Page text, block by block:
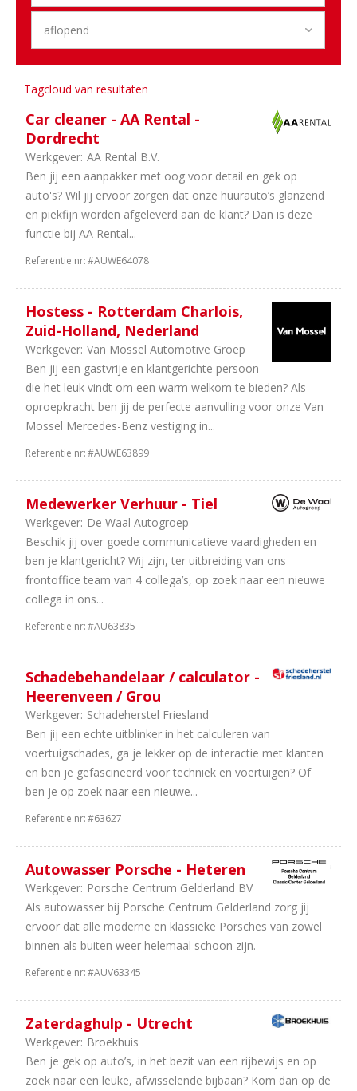
Overijssel
Friesland
Sector
Personenauto's
Duurzame
Mobiliteit
Dealerholdings
Bedrijfsauto's
Schadeherstel
wielen
Vakorganisaties
Autoverhuur
Universeel
garages
Landbouw
Machines
Bouwmachines
Bus
Onderdelen
Equipment
Carrosseriebouw
Tweewielers
Camper
Caravan
Aantal
uren
overleg
38
uur
24
Tagcloud van resultaten
Car cleaner - AA Rental -
Dordrecht
Werkgever: AA Rental B.V.
Ben jij een aanpakker met oog voor detail en gek op
auto's? Wil jij ervoor zorgen dat onze huurauto’s glanzend
en piekfijn worden afgeleverd aan de klant? Dan is deze
functie bij AA Rental...
Referentie nr:#AUWE64078
Hostess - Rotterdam Charlois,
Zuid-Holland, Nederland
Werkgever: Van Mossel Automotive Groep
Ben jij een gastvrije en klantgerichte persoon
die het leuk vindt om een warm welkom te bieden? Als
oproepkracht ben jij de perfecte aanvulling voor onze Van
Mossel Mercedes-Benz vestiging in...
Referentie nr:#AUWE63899
Medewerker Verhuur - Tiel
Werkgever: De Waal Autogroep
Beschik jij over goede communicatieve vaardigheden en
ben je klantgericht? Wij zijn, ter uitbreiding van ons
frontoffice team van 4 collega’s, op zoek naar een nieuwe
collega in ons...
Referentie nr:#AU63835
Schadebehandelaar / calculator -
Heerenveen / Grou
Werkgever: Schadeherstel Friesland
Ben jij een echte uitblinker in het calculeren van
voertuigschades, ga je lekker op de interactie met klanten
en ben je gefascineerd voor techniek en voertuigen? Of
ben je op zoek naar een nieuwe...
Referentie nr:#63627
Autowasser Porsche - Heteren
Werkgever: Porsche Centrum Gelderland BV
Als autowasser bij Porsche Centrum Gelderland zorg jij
ervoor dat alle moderne en klassieke Porsches van zowel
binnen als buiten weer helemaal schoon zijn.
Referentie nr:#AUV63345
Zaterdaghulp - Utrecht
Werkgever: Broekhuis
Ben je gek op auto’s, in het bezit van een rijbewijs en op
zoek naar een leuke, afwisselende bijbaan? Kom dan op de